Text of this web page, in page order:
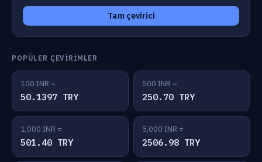
Tam çevirici
POPÜLER ÇEVIRIMLER
100 INR =
50.1397 TRY
500 INR =
250.70 TRY
1,000 INR =
501.40 TRY
5,000 INR =
2506.98 TRY